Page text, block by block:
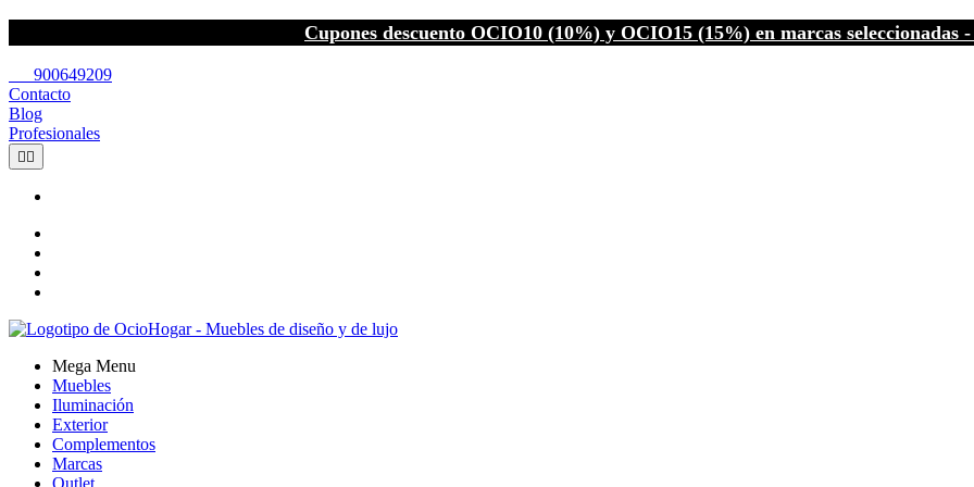
Cupones descuento OCIO10 (10%) y OCIO15 (15%) en marcas seleccionadas
900649209
Contacto
Blog
Profesionales
 
Mega Menu
Muebles
Iluminación
Exterior
Complementos
Marcas
Outlet